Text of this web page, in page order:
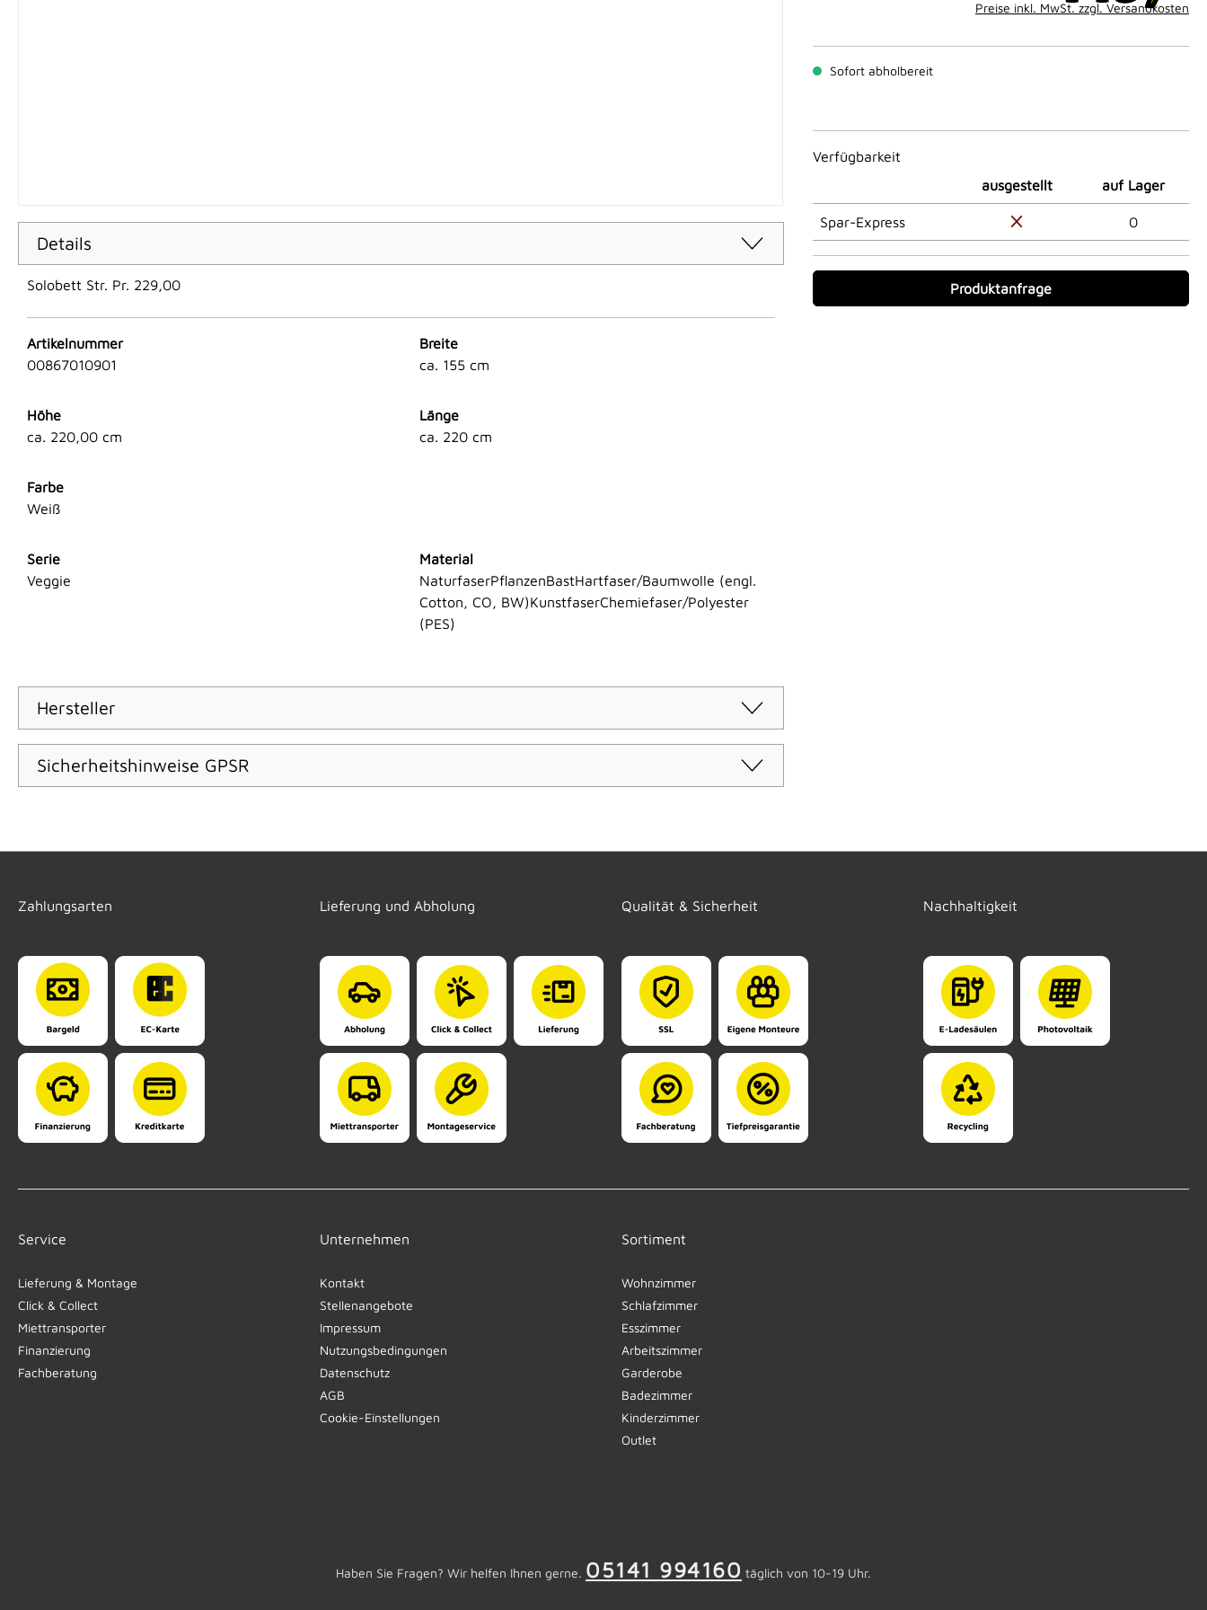
Preise inkl. MwSt. zzgl. Versandkosten
Sofort abholbereit
Verfügbarkeit
ausgestellt
auf Lager
Spar-Express 0
Produktanfrage
Details
Solobett Str. Pr. 229,00
Artikelnummer
00867010901
Breite
ca. 155 cm
Höhe
ca. 220,00 cm
Länge
ca. 220 cm
Farbe
Weiß
Serie
Veggie
Material
NaturfaserPflanzenBastHartfaser/Baumwolle (engl.
Cotton, CO, BW)KunstfaserChemiefaser/Polyester
(PES)
Hersteller
Sicherheitshinweise GPSR
Zahlungsarten Lieferung und Abholung Qualität & Sicherheit Nachhaltigkeit
Service
Lieferung & Montage
Click & Collect
Miettransporter
Finanzierung
Fachberatung
Unternehmen
Kontakt
Stellenangebote
Impressum
Nutzungsbedingungen
Datenschutz
AGB
Cookie-Einstellungen
Sortiment
Wohnzimmer
Schlafzimmer
Esszimmer
Arbeitszimmer
Garderobe
Badezimmer
Kinderzimmer
Outlet
Haben Sie Fragen? Wir helfen Ihnen gerne. 05141 994160 täglich von 10-19 Uhr.